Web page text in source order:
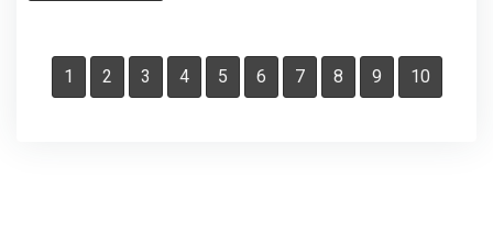
1 2 3 4 5 6 7 8 9 10